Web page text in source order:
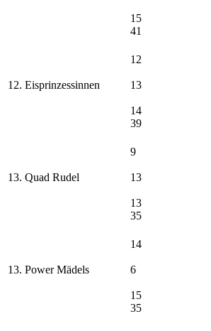
15
41
12. Eisprinzessinnen
12
13
14
39
13. Quad Rudel
9
13
13
35
13. Power Mädels
14
6
15
35